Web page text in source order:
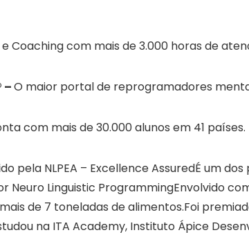
e Coaching com mais de 3.000 horas de
–O maior portal de reprogramadores
com mais de 30.000 alunos em 41 países.
pela NLPEA – Excellence AssuredÉ um
Neuro Linguistic ProgrammingEnvolvido
de 7 toneladas de alimentos.Foi
na ITA Academy, Instituto Ápice